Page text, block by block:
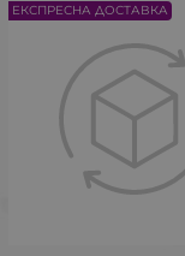
ЕКСПРЕСНА ДОСТАВКА